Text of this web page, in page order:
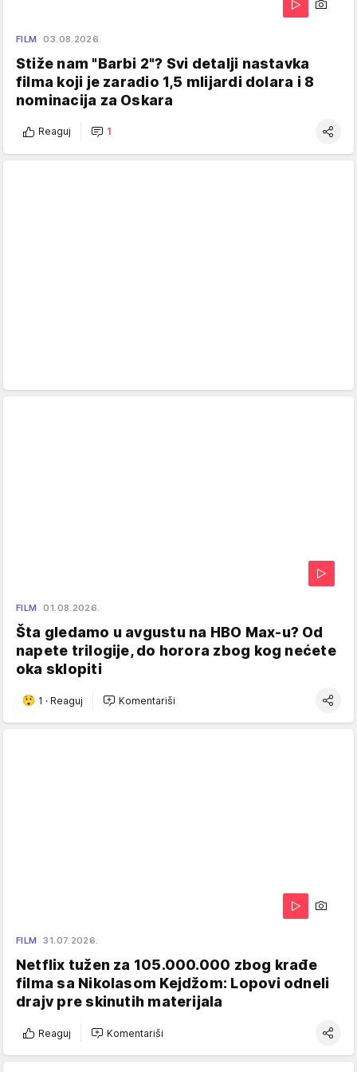
FILM 03.08.2026.
Stiže nam "Barbi 2"? Svi detalji nastavka
filma koji je zaradio 1,5 mlijardi dolara i 8
nominacija za Oskara
Reaguj 1
FILM 01.08.2026.
Šta gledamo u avgustu na HBO Max-u? Od
napete trilogije, do horora zbog kog nećete
oka sklopiti
1 · Reaguj Komentariši
FILM 31.07.2026.
Netflix tužen za 105.000.000 zbog krađe
filma sa Nikolasom Kejdžom: Lopovi odneli
drajv pre skinutih materijala
Reaguj Komentariši